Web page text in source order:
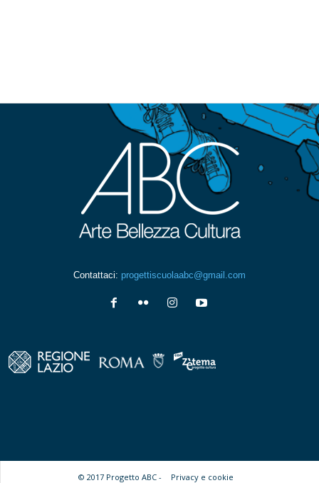
Contattaci: progettiscuolaabc@gmail.com
© 2017 Progetto ABC - Privacy e cookie